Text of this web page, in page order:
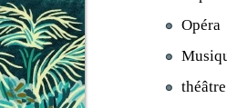
Opéra
théâtre